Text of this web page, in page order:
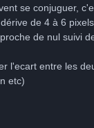
se conjuguer,
de 4 à 6
de nul suivi
l'ecart entre les
etc)